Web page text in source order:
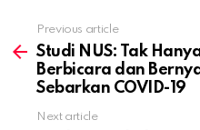
more
Previous article
Studi NUS: Tak
Berbicara dan
Sebarkan COVID-19
Next article